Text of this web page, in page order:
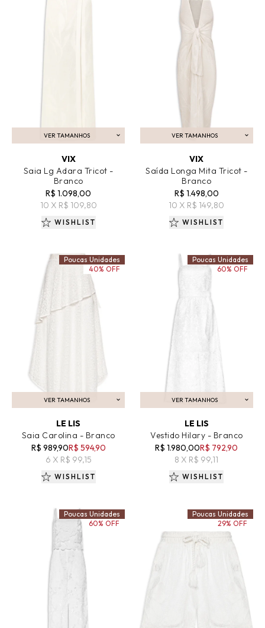
VER TAMANHOS
ADICIONAR AO CARRINHO
VIX
Saia Lg Adara Tricot -
Branco
R$ 1.098,00
10 X R$ 109,80
WISHLIST
VER TAMANHOS
ADICIONAR AO CARRINHO
VIX
Saída Longa Mita Tricot -
Branco
R$ 1.498,00
10 X R$ 149,80
WISHLIST
VER TAMANHOS
ADICIONAR AO CARRINHO
LE LIS
Saia Carolina - Branco
R$ 989,90R$ 594,90
6 X R$ 99,15
Poucas Unidades
40% OFF
WISHLIST
VER TAMANHOS
ADICIONAR AO CARRINHO
LE LIS
Vestido Hilary - Branco
R$ 1.980,00R$ 792,90
8 X R$ 99,11
Poucas Unidades
60% OFF
WISHLIST
Poucas Unidades
60% OFF
Poucas Unidades
29% OFF